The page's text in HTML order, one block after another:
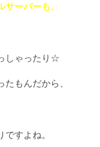
ーバーも、
しゃったり☆
もんだから、
すよね。